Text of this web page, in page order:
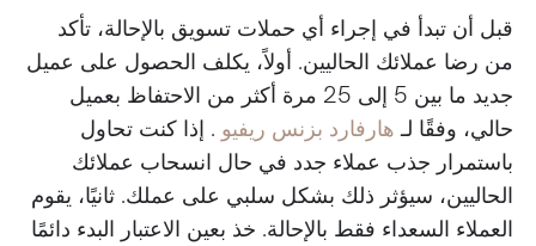
قبل أن تبدأ في إجراء أي حملات تسويق بالإحالة، تأكد
من رضا عملائك الحاليين. أولاً، يكلف الحصول على عميل
جديد ما بين 5 إلى 25 مرة أكثر من الاحتفاظ بعميل
حالي، وفقًا لـ هارفارد بزنس ريفيو . إذا كنت تحاول
باستمرار جذب عملاء جدد في حال انسحاب عملائك
الحاليين، سيؤثر ذلك بشكل سلبي على عملك. ثانيًا، يقوم
العملاء السعداء فقط بالإحالة. خذ بعين الاعتبار البدء دائمًا